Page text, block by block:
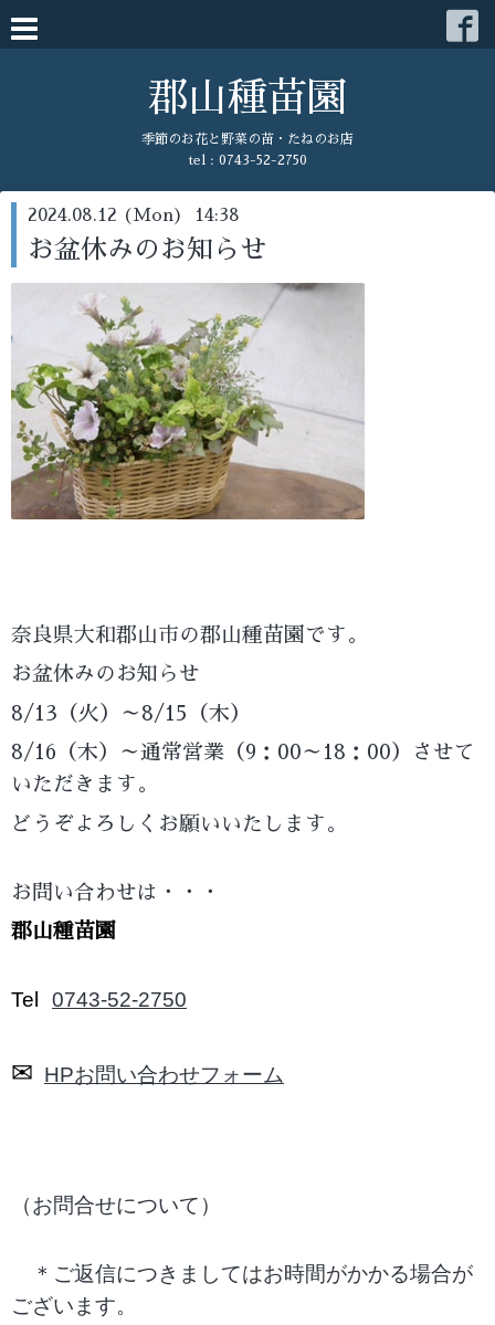
郡山種苗園
季節のお花と野菜の苗・たねのお店
tel : 0743-52-2750
2024.08.12 (Mon) 14:38
お盆休みのお知らせ
奈良県大和郡山市の郡山種苗園です。
お盆休みのお知らせ
8/13（火）～8/15（木）
8/16（木）～通常営業（9：00～18：00）させて
いただきます。
どうぞよろしくお願いいたします。
お問い合わせは・・・
郡山種苗園
Tel 0743-52-2750
✉ HPお問い合わせフォーム
（お問合せについて）
＊ご返信につきましてはお時間がかかる場合が
ございます。